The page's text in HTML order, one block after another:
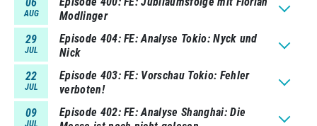
AUG
Modlinger
29
JUL
Episode 404 FE: Analyse Tokio: Nyck und
Nick
22
JUL
Episode 403 FE: Vorschau Tokio: Fehler
verboten!
09
Episode 402 FE: Analyse Shanghai: Die